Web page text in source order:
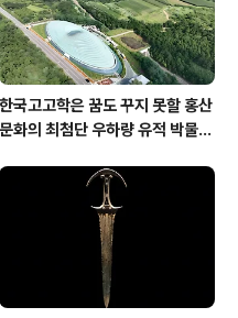
한국고고학은 꿈도 꾸지 못할 홍산
문화의 최첨단 우하량 유적 박물관